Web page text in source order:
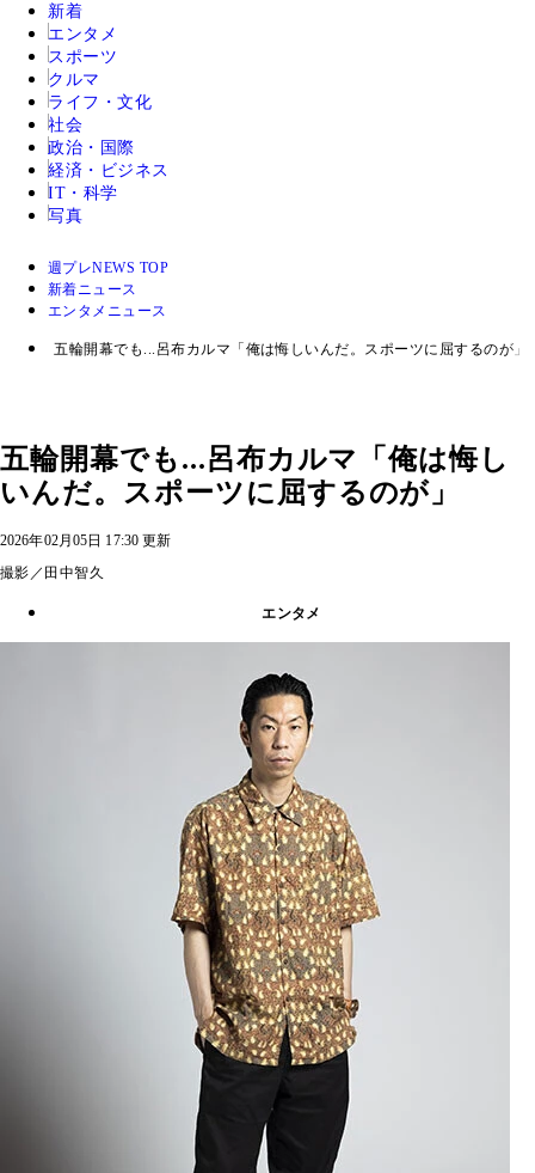
新着
エンタメ
スポーツ
クルマ
ライフ・文化
社会
政治・国際
経済・ビジネス
IT・科学
写真
週プレNEWS TOP
新着ニュース
エンタメニュース
五輪開幕でも...呂布カルマ「俺は悔しいんだ。スポーツに屈するのが」
五輪開幕でも...呂布カルマ「俺は悔し
いんだ。スポーツに屈するのが」
2026年02月05日 17:30 更新
撮影／田中智久
エンタメ